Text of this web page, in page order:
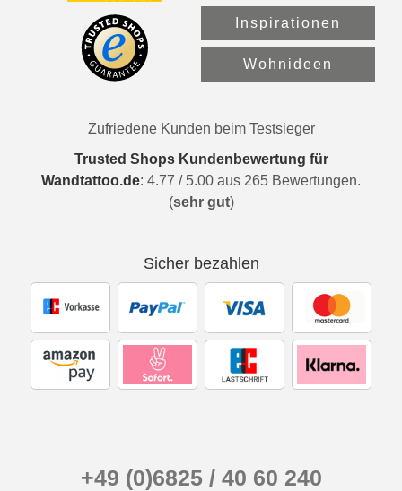
Inspirationen
Wohnideen
Zufriedene Kunden beim Testsieger
Trusted Shops Kundenbewertung für
Wandtattoo.de: 4.77 / 5.00 aus 265 Bewertungen.
(sehr gut)
Sicher bezahlen
+49 (0)6825 / 40 60 240